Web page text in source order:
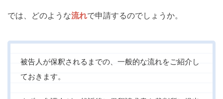
では、どのような流れで申請するのでしょうか。
被告人が保釈されるまでの、一般的な流れをご紹介し
ておきます。